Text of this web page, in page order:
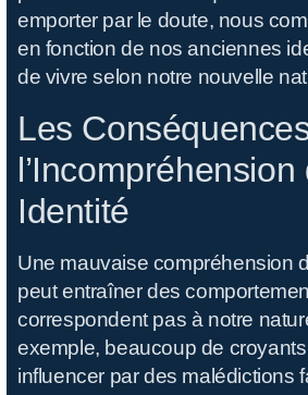
emporter par le doute, nous
en fonction de nos anciennes
de vivre selon notre nouvelle
Les
l’Incompréhension
Identité
Une mauvaise compréhension
peut entraîner des
correspondent pas à notre
exemple, beaucoup de
influencer par des malédictions